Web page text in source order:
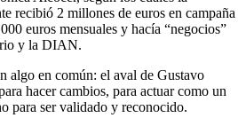
recibió 2 millones de euros en campaña
euros mensuales y hacía “negocios”
y la DIAN.
algo en común: el aval de Gustavo
hacer cambios, para actuar como un
para ser validado y reconocido.